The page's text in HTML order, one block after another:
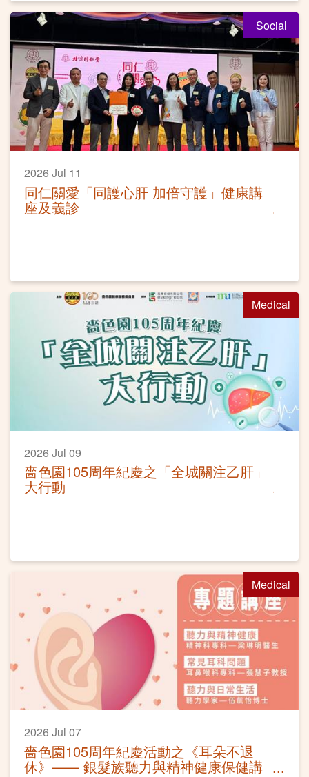
Social
2026 Jul 11
同仁關愛「同護心肝 加倍守護」健康講
座及義診
Medical
2026 Jul 09
嗇色園105周年紀慶之「全城關注乙肝」
大行動
Medical
2026 Jul 07
嗇色園105周年紀慶活動之《耳朵不退
休》—— 銀髮族聽力與精神健康保健講